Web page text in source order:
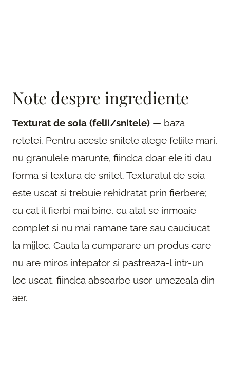
Note despre ingrediente
Texturat de soia (felii/snitele) — baza
retetei. Pentru aceste snitele alege feliile mari,
nu granulele marunte, fiindca doar ele iti dau
forma si textura de snitel. Texturatul de soia
este uscat si trebuie rehidratat prin fierbere;
cu cat il fierbi mai bine, cu atat se inmoaie
complet si nu mai ramane tare sau cauciucat
la mijloc. Cauta la cumparare un produs care
nu are miros intepator si pastreaza-l intr-un
loc uscat, fiindca absoarbe usor umezeala din
aer.